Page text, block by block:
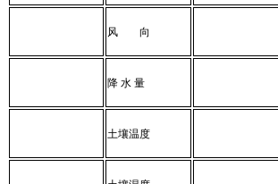
风 向
降 水 量
土壤温度